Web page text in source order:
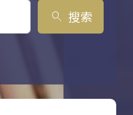
search 搜索